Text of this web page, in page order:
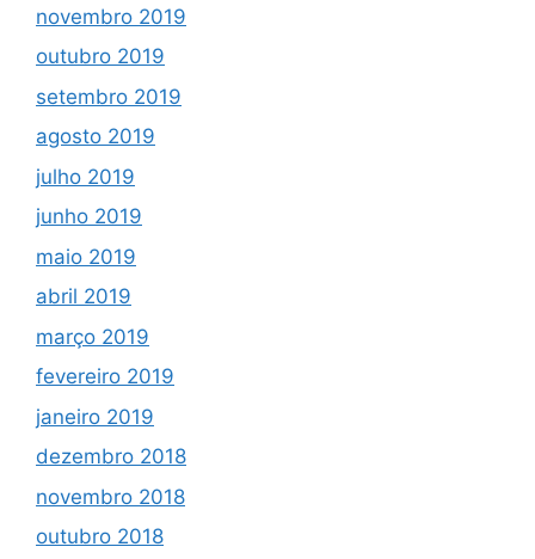
novembro 2019
outubro 2019
setembro 2019
agosto 2019
julho 2019
junho 2019
maio 2019
abril 2019
março 2019
fevereiro 2019
janeiro 2019
dezembro 2018
novembro 2018
outubro 2018